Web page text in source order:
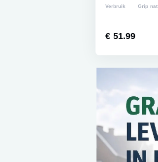
Verbruik Grip nat
€ 51.99